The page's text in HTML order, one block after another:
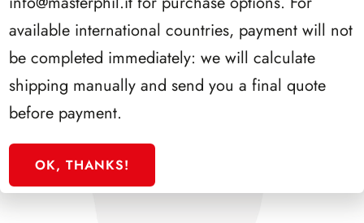
available international countries, payment will not
be completed immediately: we will calculate
shipping manually and send you a final quote
before payment.
OK, THANKS!